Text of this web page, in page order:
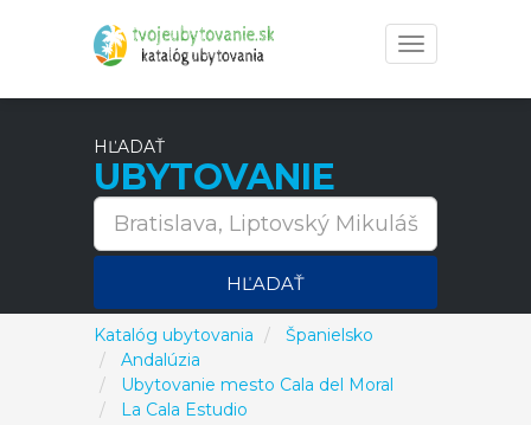
Toggle
navigation
HĽADAŤ
UBYTOVANIE
HĽADAŤ
Katalóg ubytovania
Španielsko
Andalúzia
Ubytovanie mesto Cala del Moral
La Cala Estudio